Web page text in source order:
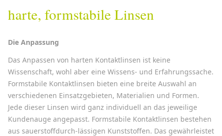
harte, formstabile Linsen
Die Anpassung
Das Anpassen von harten Kontaktlinsen ist keine
Wissenschaft, wohl aber eine Wissens- und Erfahrungssache.
Formstabile Kontaktlinsen bieten eine breite Auswahl an
verschiedenen Einsatzgebieten, Materialien und Formen.
Jede dieser Linsen wird ganz individuell an das jeweilige
Kundenauge angepasst. Formstabile Kontaktlinsen bestehen
aus sauerstoffdurch-lässigen Kunststoffen. Das gewährleistet